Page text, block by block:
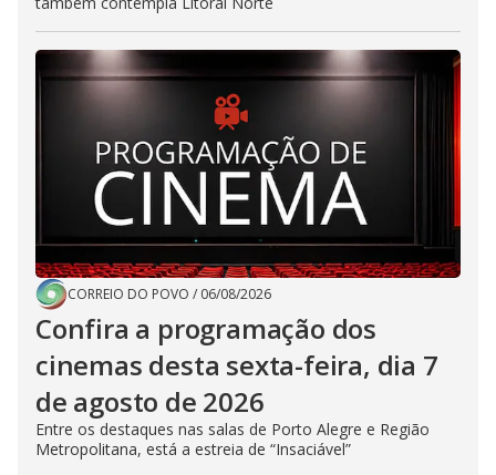
CORREIO DO POVO / 06/08/2026
Confira a programação dos
cinemas desta sexta-feira, dia 7
de agosto de 2026
Entre os destaques nas salas de Porto Alegre e Região
Metropolitana, está a estreia de “Insaciável”